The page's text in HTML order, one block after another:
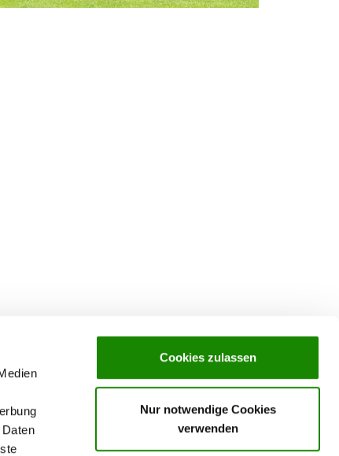
Cookies zulassen
Nur notwendige Cookies
verwenden